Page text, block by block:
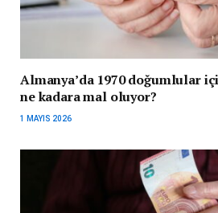
Almanya’da 1970 doğumlular
ne kadara mal oluyor?
1 MAYIS 2026